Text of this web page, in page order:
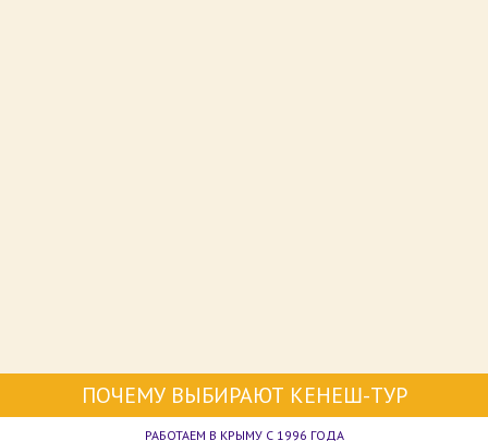
ПОЧЕМУ ВЫБИРАЮТ КЕНЕШ-ТУР
РАБОТАЕМ В КРЫМУ С 1996 ГОДА